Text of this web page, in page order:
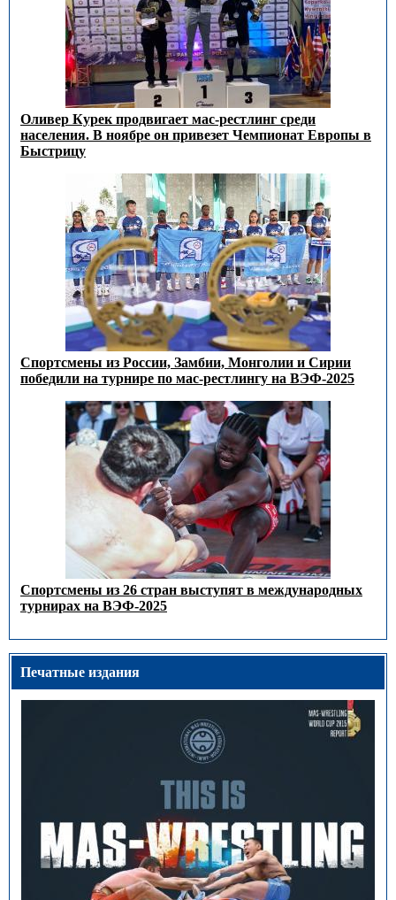
Оливер Курек продвигает мас-рестлинг среди
населения. В ноябре он привезет Чемпионат Европы в
Быстрицу
Спортсмены из России, Замбии, Монголии и Сирии
победили на турнире по мас-рестлингу на ВЭФ-2025
Спортсмены из 26 стран выступят в международных
турнирах на ВЭФ-2025
Печатные издания